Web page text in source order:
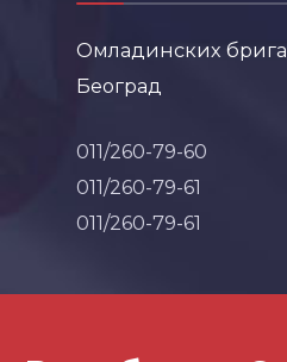
Омладинских
Београд
011/260-79-60
011/260-79-61
011/260-79-61